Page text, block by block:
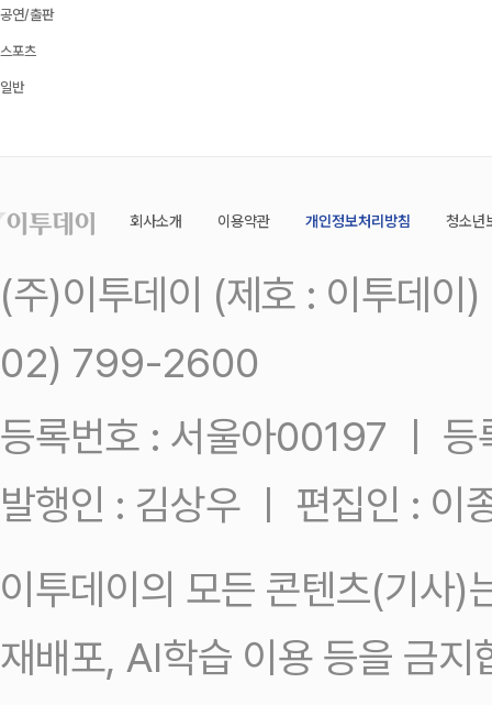
공연/출판
스포츠
일반
회사소개 이용약관 개인정보처리방침 청소년
(주)이투데이 (제호 : 이투데
02) 799-2600
등록번호 : 서울아00197 ㅣ
발행인 : 김상우 ㅣ 편집인 : 이
이투데이의 모든 콘텐츠(기사)
재배포, AI학습 이용 등을 금지